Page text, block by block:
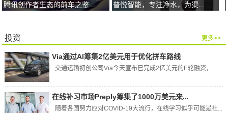
腾讯创作者生态的前车之鉴... 普悦智能，专注净水，为渠...
投资 更多>>
Via通过AI筹集2亿美元用于优化拼车路线
交通运输初创公司Via今天宣布已完成2亿美元的E轮融资，...
在线补习市场Preply筹集了1000万美元来...
随着各国努力应对COVID-19大流行，在线学习似乎可能是社...